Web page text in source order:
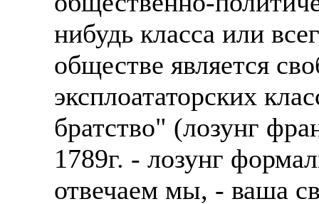
нибудь класса или
обществе является
эксплоататорских
братство" (лозунг
1789г. - лозунг
отвечаем мы, - ваша